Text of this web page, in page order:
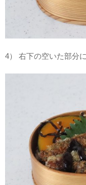
4） 右下の空いた部分